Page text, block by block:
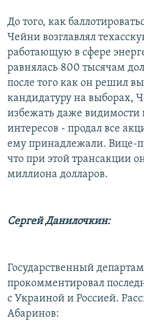
До того, как
Чейни возглавлял
работающую в сфере
равнялась 800 тысячам
после того как он решил
кандидатуру на выборах,
избежать даже видимости
интересов - продал все
ему принадлежали. Вице-
что при этой трансакции
миллиона долларов.
Сергей Данилочкин:
Государственный
прокомментировал
с Украиной и Россией.
Абаринов: